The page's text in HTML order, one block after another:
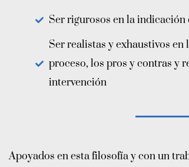
Ser rigurosos en la indicación
Ser realistas y exhaustivos
proceso, los pros y contras y
intervención
Apoyados en esta filosofía y con un